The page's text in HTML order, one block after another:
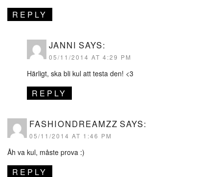
REPLY
JANNI SAYS:
05/11/2014 AT 4:29 PM
Härligt, ska bli kul att testa den! <3
REPLY
FASHIONDREAMZZ SAYS:
05/11/2014 AT 1:46 PM
Åh va kul, måste prova :)
REPLY